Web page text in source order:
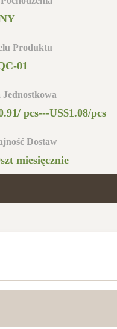
Produktu
01
Jednostkowa
pcs---US$1.08/pcs
Dostaw
miesięcznie